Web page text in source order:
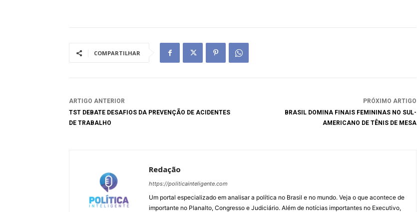
COMPARTILHAR
ARTIGO ANTERIOR
TST DEBATE DESAFIOS DA PREVENÇÃO DE ACIDENTES
DE TRABALHO
PRÓXIMO ARTIGO
BRASIL DOMINA FINAIS FEMININAS NO SUL-
AMERICANO DE TÊNIS DE MESA
Redação
https://politicainteligente.com
Um portal especializado em analisar a política no Brasil e no mundo. Veja o que acontece de
importante no Planalto, Congresso e Judiciário. Além de notícias importantes no Executivo,